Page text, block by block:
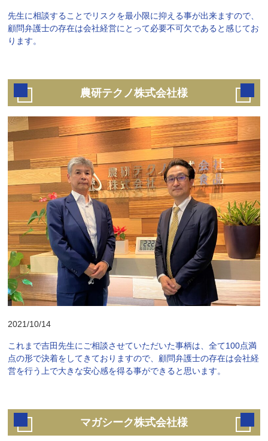
先生に相談することでリスクを最小限に抑える事が出来ますので、
顧問弁護士の存在は会社経営にとって必要不可欠であると感じてお
ります。
農研テクノ株式会社様
2021/10/14
これまで吉田先生にご相談させていただいた事柄は、全て100点満
点の形で決着をしてきておりますので、顧問弁護士の存在は会社経
営を行う上で大きな安心感を得る事ができると思います。
マガシーク株式会社様